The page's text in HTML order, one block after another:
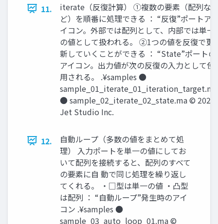
11.
iterate（反復計算） ①複数の要素（配列な
ど）を順番に処理できる ： “反復”ポートア
イコン。外部では配列として、内部では単一
の値として扱われる。 ②1つの値を反復で更
新していくことができる ： “State”ポートの
アイコン。出力値が次の反復の入力として使
用される。 .¥samples ●
sample_01_iterate_01_iteration_target.ma
● sample_02_iterate_02_state.ma © 2024
Jet Studio Inc.
12.
自動ループ（多数の値をまとめて処
理） 入力ポートを単一の値にしてお
いて配列を接続すると、配列のすべて
の要素に自 動で同じ処理を繰り返し
てくれる。 ・□型は単一の値 ・凸型
は配列 ： “自動ループ”発生時のアイ
コン .¥samples ●
sample_03_auto_loop_01.ma ©